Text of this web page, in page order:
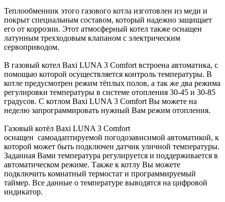
Теплообменник этого газового котла изготовлен из меди и
покрыт специальным составом, который надежно защищает
его от коррозии. Этот атмосферный котел также оснащен
латунным трехходовым клапаном с электрическим
сервоприводом.
В газовый котел Baxi LUNA 3 Comfort встроена автоматика, с
помощью которой осуществляется контроль температуры. В
котле предусмотрен режим тёплых полов, а так же два режима
регулировки температуры в системе отопления 30-45 и 30-85
градусов. C котлом Baxi LUNA 3 Comfort Вы можете на
неделю запрограммировать нужный Вам режим отопления.
Газовый котёл Baxi LUNA 3 Comfort
оснащен самоадаптируемой погодозависимой автоматикой, к
которой может быть подключен датчик уличной температуры.
Заданная Вами температура регулируется и поддерживается в
автоматическом режиме. Также к котлу Вы можете
подключить комнатный термостат и программируемый
таймер. Все данные о температуре выводятся на цифровой
индикатор.